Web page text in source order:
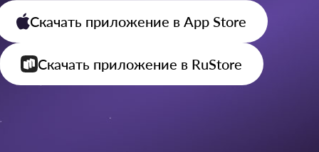
Скачать приложение в App Store
Скачать приложение в RuStore